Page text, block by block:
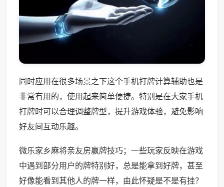
同时应用在很多场景之下这个手机打牌计算辅助也是
非常有用的，使用起来简单便捷。特别是在大家手机
打牌时可以合理调整牌型，提升游戏体验，避免影响
好友间互动乐趣。
微乐家乡麻将亲友房赢牌技巧；一些玩家反映在游戏
中遇到部分用户的牌特别好，总是能拿到好牌，甚至
好像能看到其他人的牌一样，由此怀疑是不是有挂？